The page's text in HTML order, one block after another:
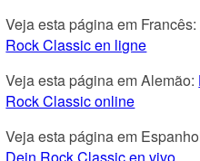
Veja esta página em Francês:
Rock Classic en ligne
Veja esta página em Alemão:
Rock Classic online
Veja esta página em
Dein Rock Classic en vivo